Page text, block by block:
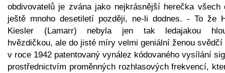
obdivovatelů je zvána jako nejkrásnější herečka všech
ještě mnoho desetiletí později, ne-li dodnes. - To že
Kiesler (Lamarr) nebyla jen tak ledajakou
hvězdičkou, ale do jisté míry velmi geniální ženou
v roce 1942 patentovaný vynález kódovaného vysílání
prostřednictvím proměnných rozhlasových frekvencí,